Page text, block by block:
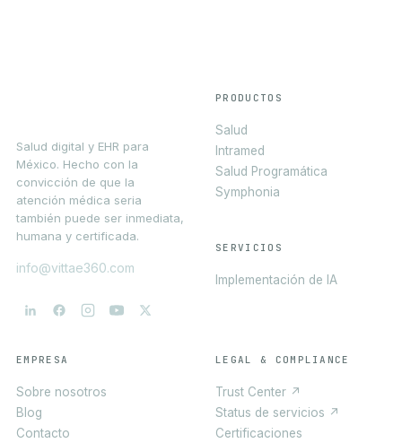
Salud digital y EHR para
México. Hecho con la
convicción de que la
atención médica seria
también puede ser inmediata,
humana y certificada.
info@vittae360.com
PRODUCTOS
Salud
Intramed
Salud Programática
Symphonia
SERVICIOS
Implementación de IA
EMPRESA
Sobre nosotros
Blog
Contacto
LEGAL & COMPLIANCE
Trust Center ↗
Status de servicios ↗
Certificaciones